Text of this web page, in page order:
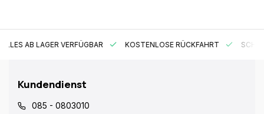
AB LAGER VERFÜGBAR KOSTENLOSE RÜCKFAHRT
Kundendienst
085 - 0803010